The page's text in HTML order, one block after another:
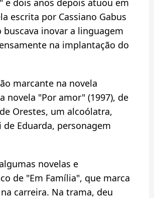
e dois anos depois atuou em
escrita por Cassiano Gabus
buscava inovar a linguagem
na implantação do
marcante na novela
novela "Por amor" (1997), de
Orestes, um alcoólatra,
de Eduarda, personagem
novelas e
de "Em Família", que marca
carreira. Na trama, deu